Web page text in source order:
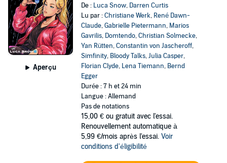
Aperçu
De : Luca Snow, Darren Curtis
Lu par :Christiane Werk, René Dawn-
Claude,Gabrielle Pietermann, Marios
Gavrilis, Domtendo,Christian Solmecke,
Yan Rütten,Constantin von Jascheroff,
Simfinity, Bloody Talks,Julia Casper,
Florian Clyde, Lena Tiemann, Bernd
Egger
Durée : 7 h et 24 min
Langue : Allemand
Pas de notations
15,00 € ou gratuit avec l'essai.
Renouvellement automatique à
5,99 €/mois après l'essai. Voir
conditions d'éligibilité